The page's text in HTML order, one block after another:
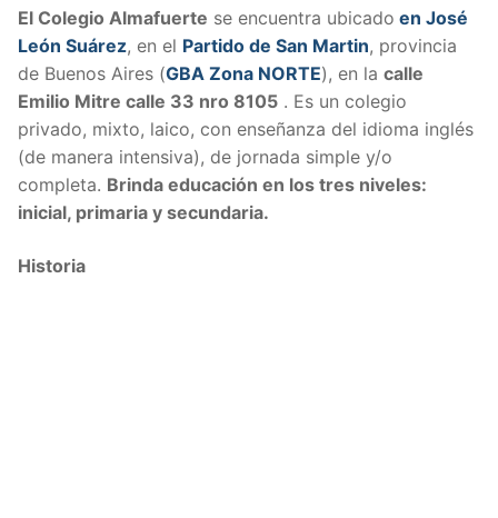
El Colegio Almafuerte se encuentra ubicado en José
León Suárez, en el Partido de San Martin, provincia
de Buenos Aires (GBA Zona NORTE), en la calle
Emilio Mitre calle 33 nro 8105 . Es un colegio
privado, mixto, laico, con enseñanza del idioma inglés
(de manera intensiva), de jornada simple y/o
completa. Brinda educación en los tres niveles:
inicial, primaria y secundaria.
Historia